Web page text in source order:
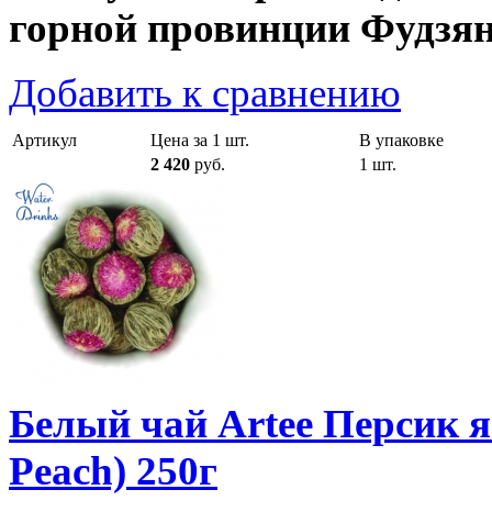
горной провинции
Добавить к сравнению
Артикул Цена за 1 шт.
В упаковке
2 420 руб. 1 шт.
Белый чай Artee Персик
Peach) 250г